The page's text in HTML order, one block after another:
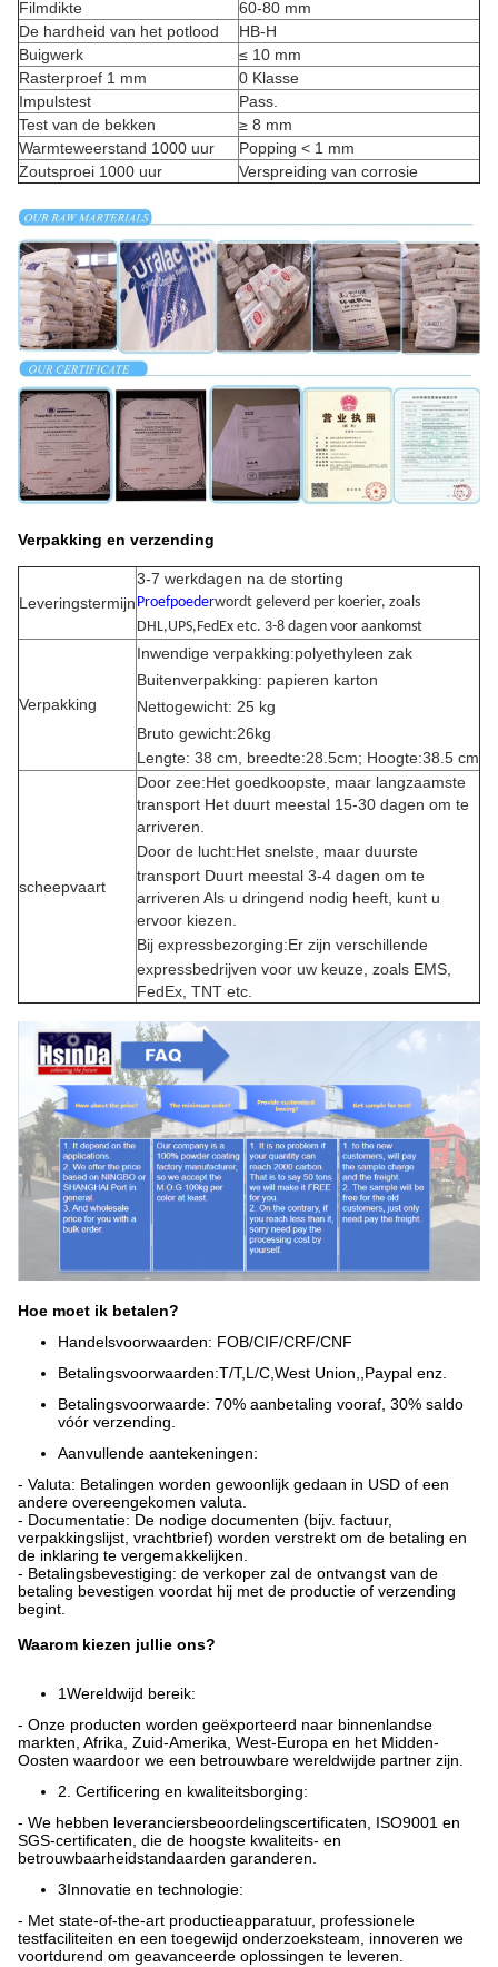
Filmdikte
60-80 mm
De hardheid van het potlood
HB-H
Buigwerk
≤ 10 mm
Rasterproef 1 mm
0 Klasse
Impulstest
Pass.
Test van de bekken
≥ 8 mm
Warmteweerstand 1000 uur
Popping < 1 mm
Zoutsproei 1000 uur
Verspreiding van corrosie
Verpakking en verzending
Leveringstermijn
3-7 werkdagen na de storting
Proefpoederwordt geleverd per koerier, zoals
DHL,UPS,FedEx etc. 3-8 dagen voor aankomst
Verpakking
Inwendige verpakking:polyethyleen zak
Buitenverpakking: papieren karton
Nettogewicht: 25 kg
Bruto gewicht:26kg
Lengte: 38 cm, breedte:28.5cm; Hoogte:38.5 cm
scheepvaart
Door zee:Het goedkoopste, maar langzaamste
transport Het duurt meestal 15-30 dagen om te
arriveren.
Door de lucht:Het snelste, maar duurste
transport Duurt meestal 3-4 dagen om te
arriveren Als u dringend nodig heeft, kunt u
ervoor kiezen.
Bij expressbezorging:Er zijn verschillende
expressbedrijven voor uw keuze, zoals EMS,
FedEx, TNT etc.
Hoe moet ik betalen?
Handelsvoorwaarden: FOB/CIF/CRF/CNF
Betalingsvoorwaarden:T/T,L/C,West Union,,Paypal enz.
Betalingsvoorwaarde: 70% aanbetaling vooraf, 30% saldo
vóór verzending.
Aanvullende aantekeningen:
- Valuta: Betalingen worden gewoonlijk gedaan in USD of een
andere overeengekomen valuta.
- Documentatie: De nodige documenten (bijv. factuur,
verpakkingslijst, vrachtbrief) worden verstrekt om de betaling en
de inklaring te vergemakkelijken.
- Betalingsbevestiging: de verkoper zal de ontvangst van de
betaling bevestigen voordat hij met de productie of verzending
begint.
Waarom kiezen jullie ons?
1Wereldwijd bereik:
- Onze producten worden geëxporteerd naar binnenlandse
markten, Afrika, Zuid-Amerika, West-Europa en het Midden-
Oosten waardoor we een betrouwbare wereldwijde partner zijn.
2. Certificering en kwaliteitsborging:
- We hebben leveranciersbeoordelingscertificaten, ISO9001 en
SGS-certificaten, die de hoogste kwaliteits- en
betrouwbaarheidstandaarden garanderen.
3Innovatie en technologie:
- Met state-of-the-art productieapparatuur, professionele
testfaciliteiten en een toegewijd onderzoeksteam, innoveren we
voortdurend om geavanceerde oplossingen te leveren.